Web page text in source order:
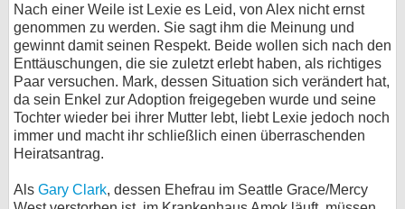
Nach einer Weile ist Lexie es Leid, von Alex nicht ernst
genommen zu werden. Sie sagt ihm die Meinung und
gewinnt damit seinen Respekt. Beide wollen sich nach den
Enttäuschungen, die sie zuletzt erlebt haben, als richtiges
Paar versuchen. Mark, dessen Situation sich verändert hat,
da sein Enkel zur Adoption freigegeben wurde und seine
Tochter wieder bei ihrer Mutter lebt, liebt Lexie jedoch noch
immer und macht ihr schließlich einen überraschenden
Heiratsantrag.
Als Gary Clark, dessen Ehefrau im Seattle Grace/Mercy